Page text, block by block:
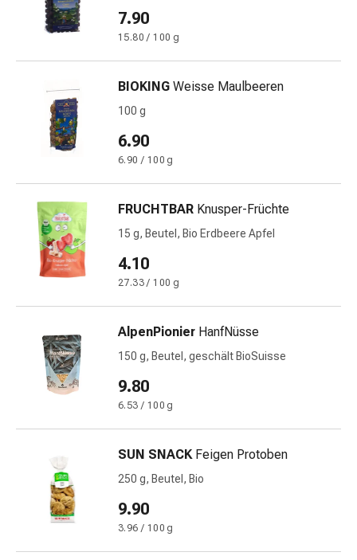
Magen-
Durchfall
Hämorrhoiden
Magenbrennen
Übelkeit
Erbrechen
Verdauung,
Krämpfe
Verstopfung
Medizinische
Juckreiz
Warzen
Nagel-
Narbenbehandlung
Trockene
Haut
7.90
15.80 / 100 g
BIOKING Weisse Maulbeeren
100 g
6.90
6.90 / 100 g
FRUCHTBAR Knusper-Früchte
15 g, Beutel, Bio Erdbeere Apfel
4.10
27.33 / 100 g
AlpenPionier HanfNüsse
150 g, Beutel, geschält BioSuisse
9.80
6.53 / 100 g
SUN SNACK Feigen Protoben
250 g, Beutel, Bio
9.90
3.96 / 100 g